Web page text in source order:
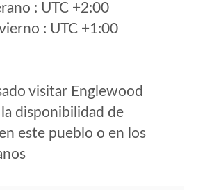
: UTC +2:00
: UTC +1:00
visitar Englewood
disponibilidad de
este pueblo o en los